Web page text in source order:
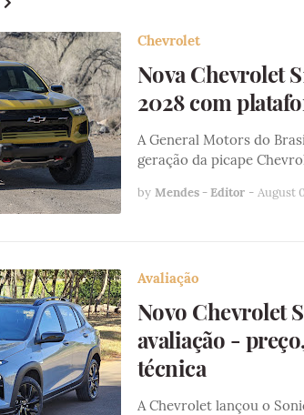
Chevrolet
Nova Chevrolet
2028 com
A General Motors do
geração da picape
by Mendes - Editor - August
Avaliação
Novo Chevrolet
avaliação -
técnica
A Chevrolet lançou o